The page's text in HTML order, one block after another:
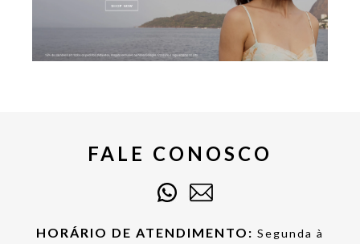
FALE CONOSCO
HORÁRIO DE ATENDIMENTO: Segunda à